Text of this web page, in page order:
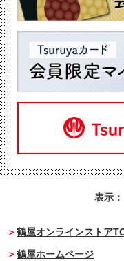
表示：
鶴屋オンラインストア
鶴屋ホームページ